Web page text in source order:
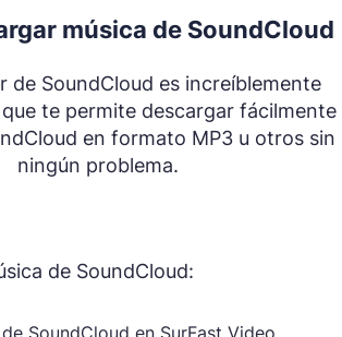
música de SoundCloud
de SoundCloud es increíblemente
te permite descargar fácilmente
en formato MP3 u otros sin
ningún problema.
de SoundCloud: